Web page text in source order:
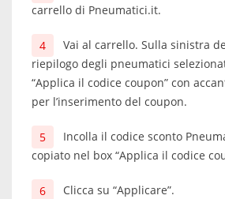
carrello di Pneumatici.it.
Vai al carrello. Sulla sinistra
riepilogo degli pneumatici
“Applica il codice coupon” con
per l’inserimento del coupon.
Incolla il codice sconto
copiato nel box “Applica il codice
Clicca su “Applicare”.